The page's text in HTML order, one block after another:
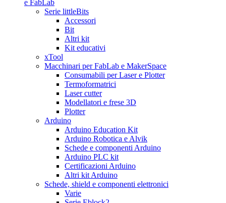
e FabLab
Serie littleBits
Accessori
Bit
Altri kit
Kit educativi
xTool
Macchinari per FabLab e MakerSpace
Consumabili per Laser e Plotter
Termoformatrici
Laser cutter
Modellatori e frese 3D
Plotter
Arduino
Arduino Education Kit
Arduino Robotica e Alvik
Schede e componenti Arduino
Arduino PLC kit
Certificazioni Arduino
Altri kit Arduino
Schede, shield e componenti elettronici
Varie